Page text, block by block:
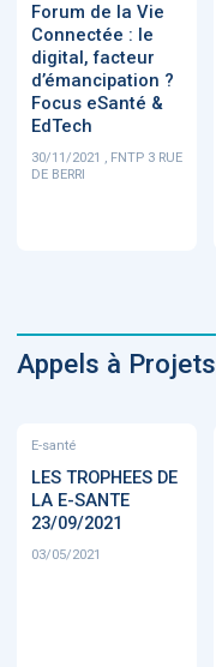
Forum de la Vie
Connectée : le
digital, facteur
d’émancipation ?
Focus eSanté &
EdTech
30/11/2021 , FNTP 3 RUE
DE BERRI
Appels à Projets
E-santé
LES TROPHEES DE
LA E-SANTE
23/09/2021
03/05/2021